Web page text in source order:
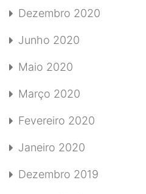
Dezembro 2020
Junho 2020
Maio 2020
Março 2020
Fevereiro 2020
Janeiro 2020
Dezembro 2019